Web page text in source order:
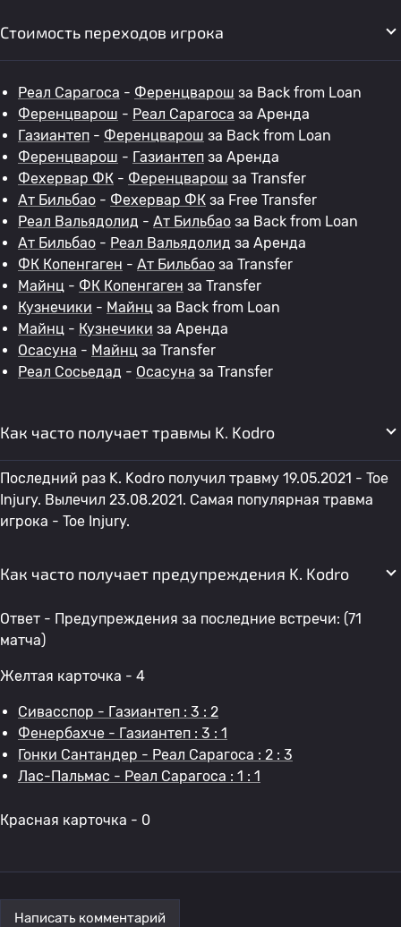
Стоимость переходов игрока
Реал Сарагоса - Ференцварош за Back from Loan
Ференцварош - Реал Сарагоса за Аренда
Газиантеп - Ференцварош за Back from Loan
Ференцварош - Газиантеп за Аренда
Фехервар ФК - Ференцварош за Transfer
Ат Бильбао - Фехервар ФК за Free Transfer
Реал Вальядолид - Ат Бильбао за Back from Loan
Ат Бильбао - Реал Вальядолид за Аренда
ФК Копенгаген - Ат Бильбао за Transfer
Майнц - ФК Копенгаген за Transfer
Кузнечики - Майнц за Back from Loan
Майнц - Кузнечики за Аренда
Осасуна - Майнц за Transfer
Реал Сосьедад - Осасуна за Transfer
Как часто получает травмы K. Kodro
Последний раз K. Kodro получил травму 19.05.2021 - Toe
Injury. Вылечил 23.08.2021. Самая популярная травма
игрока - Toe Injury.
Как часто получает предупреждения K. Kodro
Ответ - Предупреждения за последние встречи: (71
матча)
Желтая карточка - 4
Сивасспор - Газиантеп : 3 : 2
Фенербахче - Газиантеп : 3 : 1
Гонки Сантандер - Реал Сарагоса : 2 : 3
Лас-Пальмас - Реал Сарагоса : 1 : 1
Красная карточка - 0
Написать комментарий